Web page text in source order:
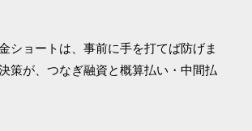
ショートは、事前に手を打てば防げま
策が、つなぎ融資と概算払い・中間払